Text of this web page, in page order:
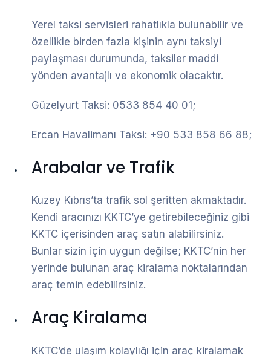
Yerel taksi servisleri rahatlıkla bulunabilir ve
özellikle birden fazla kişinin aynı taksiyi
paylaşması durumunda, taksiler maddi
yönden avantajlı ve ekonomik olacaktır.
Güzelyurt Taksi: 0533 854 40 01;
Ercan Havalimanı Taksi: +90 533 858 66 88;
Arabalar ve Trafik
Kuzey Kıbrıs’ta trafik sol şeritten akmaktadır.
Kendi aracınızı KKTC’ye getirebileceğiniz gibi
KKTC içerisinden araç satın alabilirsiniz.
Bunlar sizin için uygun değilse; KKTC’nin her
yerinde bulunan araç kiralama noktalarından
araç temin edebilirsiniz.
Araç Kiralama
KKTC’de ulaşım kolaylığı için araç kiralamak